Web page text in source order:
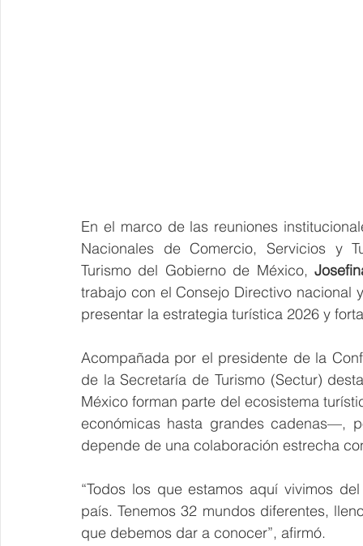
En el marco de las reuniones
Nacionales de Comercio, Servicios y
Turismo del Gobierno de México,
trabajo con el Consejo Directivo nacional
presentar la estrategia turística 2026 y
Acompañada por el presidente de la
de la Secretaría de Turismo (Sectur)
México forman parte del ecosistema
económicas hasta grandes cadenas—,
depende de una colaboración estrecha
“Todos los que estamos aquí vivimos
país. Tenemos 32 mundos diferentes,
que debemos dar a conocer”, afirmó.